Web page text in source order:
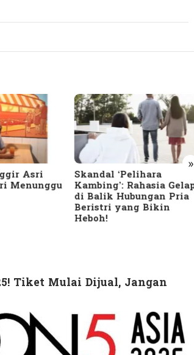
»
Gelap
10 Tanda Suami
Selingkuh yang Jarang
Disadari: Cek Apakah
Pasanganmu Termasuk!
Tiket Mulai Dijual, Jangan